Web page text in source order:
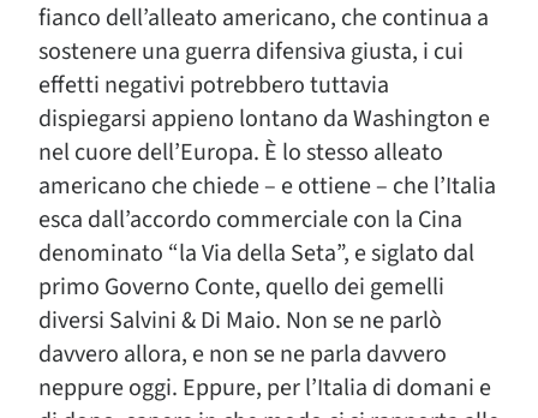
fianco dell’alleato americano, che continua a
sostenere una guerra difensiva giusta, i cui
effetti negativi potrebbero tuttavia
dispiegarsi appieno lontano da Washington e
nel cuore dell’Europa. È lo stesso alleato
americano che chiede – e ottiene – che l’Italia
esca dall’accordo commerciale con la Cina
denominato “la Via della Seta”, e siglato dal
primo Governo Conte, quello dei gemelli
diversi Salvini & Di Maio. Non se ne parlò
davvero allora, e non se ne parla davvero
neppure oggi. Eppure, per l’Italia di domani e